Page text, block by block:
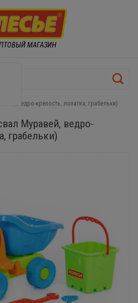
МАГАЗИН
ведро-крепость, лопатка, грабельки)
Муравей, ведро-
грабельки)